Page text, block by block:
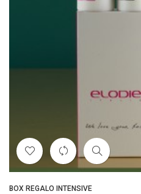
BOX REGALO INTENSIVE